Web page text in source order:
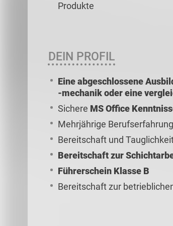
Produkte
DEIN PROFIL
Eine abgeschlossene
-mechanik oder eine
Sichere MS Office
Mehrjährige
Bereitschaft und
Bereitschaft zur
Führerschein Klasse B
Bereitschaft zur